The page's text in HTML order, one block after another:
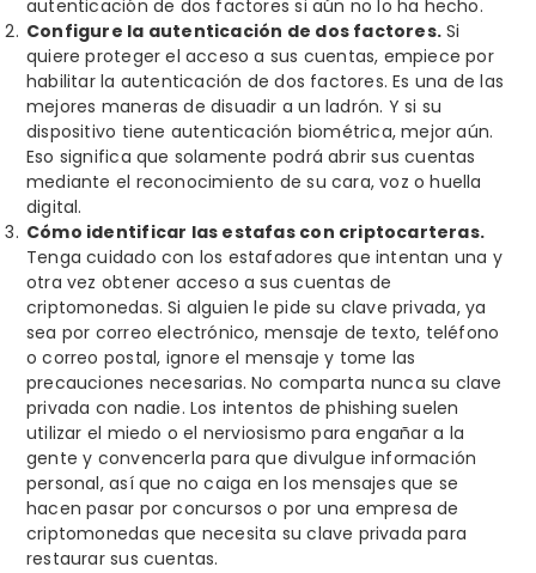
autenticación de dos factores si aún no lo ha hecho.
Configure la autenticación de dos factores. Si
quiere proteger el acceso a sus cuentas, empiece por
habilitar la autenticación de dos factores. Es una de las
mejores maneras de disuadir a un ladrón. Y si su
dispositivo tiene autenticación biométrica, mejor aún.
Eso significa que solamente podrá abrir sus cuentas
mediante el reconocimiento de su cara, voz o huella
digital.
Cómo identificar las estafas con criptocarteras.
Tenga cuidado con los estafadores que intentan una y
otra vez obtener acceso a sus cuentas de
criptomonedas. Si alguien le pide su clave privada, ya
sea por correo electrónico, mensaje de texto, teléfono
o correo postal, ignore el mensaje y tome las
precauciones necesarias. No comparta nunca su clave
privada con nadie. Los intentos de phishing suelen
utilizar el miedo o el nerviosismo para engañar a la
gente y convencerla para que divulgue información
personal, así que no caiga en los mensajes que se
hacen pasar por concursos o por una empresa de
criptomonedas que necesita su clave privada para
restaurar sus cuentas.